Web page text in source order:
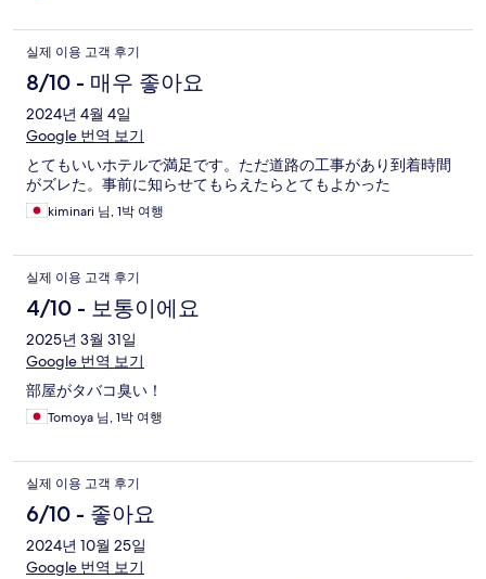
실제 이용 고객 후기
8/10 - 매우 좋아요
2024년 4월 4일
Google 번역 보기
とてもいいホテルで満足です。ただ道路の工事があり到着時間
がズレた。事前に知らせてもらえたらとてもよかった
kiminari 님, 1박 여행
실제 이용 고객 후기
4/10 - 보통이에요
2025년 3월 31일
Google 번역 보기
部屋がタバコ臭い！
Tomoya 님, 1박 여행
실제 이용 고객 후기
6/10 - 좋아요
2024년 10월 25일
Google 번역 보기